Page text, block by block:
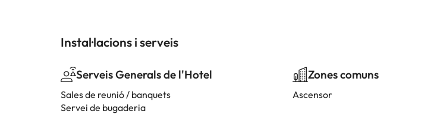
Instal·lacions i serveis
Serveis Generals de l'Hotel
Sales de reunió / banquets
Servei de bugaderia
Zones comuns
Ascensor